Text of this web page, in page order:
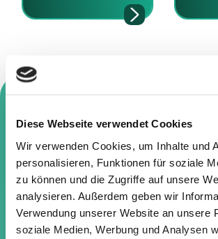
Diese Webseite verwendet Cookies
Wir verwenden Cookies, um Inhalte und
personalisieren, Funktionen für soziale
zu können und die Zugriffe auf unsere
analysieren. Außerdem geben wir
Verwendung unserer Website an unsere
soziale Medien, Werbung und Analysen
Contact us
Feel free to contact us using the
information below or the form on
the right.